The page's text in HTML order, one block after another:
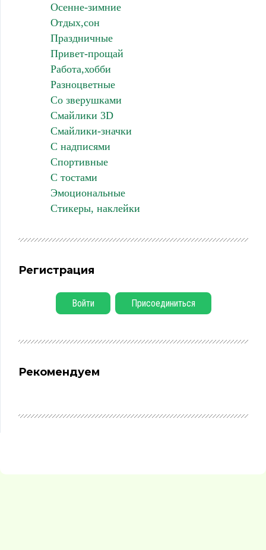
Осенне-зимние
Отдых,сон
Праздничные
Привет-прощай
Работа,хобби
Разноцветные
Со зверушками
Смайлики 3D
Смайлики-значки
С надписями
Спортивные
С тостами
Эмоциональные
Стикеры, наклейки
Регистрация
Войти Присоединиться
Рекомендуем